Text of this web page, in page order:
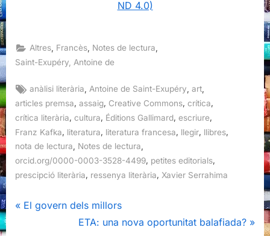
ND 4.0)
Altres Francès Notes de lectura
Saint-Exupéry, Antoine de
Tags:
anàlisi literària Antoine de Saint-Exupéry ,art
articles premsa, assaig, Creative Commons, crítica,
crítica literària cultura Éditions Gallimard escriure
Franz Kafka
literatura literatura francesa llegir llibres
nota de lectura
Notes de lectura
orcid.org/0000-0003-3528-4499, petites editorials,
prescipció literària, ressenya literària, Xavier Serrahima
Navegació
P
El govern dels millors
N
ETA: una nova oportunitat balafiada?